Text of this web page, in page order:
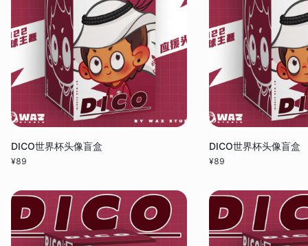
DICO世界杯头像盲盒
¥89
DICO世界杯头像盲盒
¥89